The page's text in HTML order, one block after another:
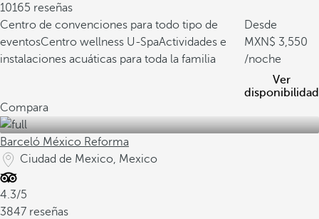
10165 reseñas
Centro de convenciones para todo tipo de
eventosCentro wellness U-SpaActividades e
instalaciones acuáticas para toda la familia
Desde
3,550
/noche
Ver
disponibilidad
Compara
Barceló México Reforma
Ciudad de Mexico, Mexico
4.3/5
3847 reseñas